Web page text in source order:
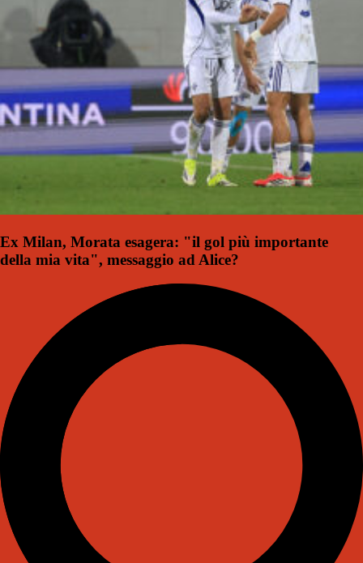
Ex Milan, Morata esagera: "il gol più importante
della mia vita", messaggio ad Alice?